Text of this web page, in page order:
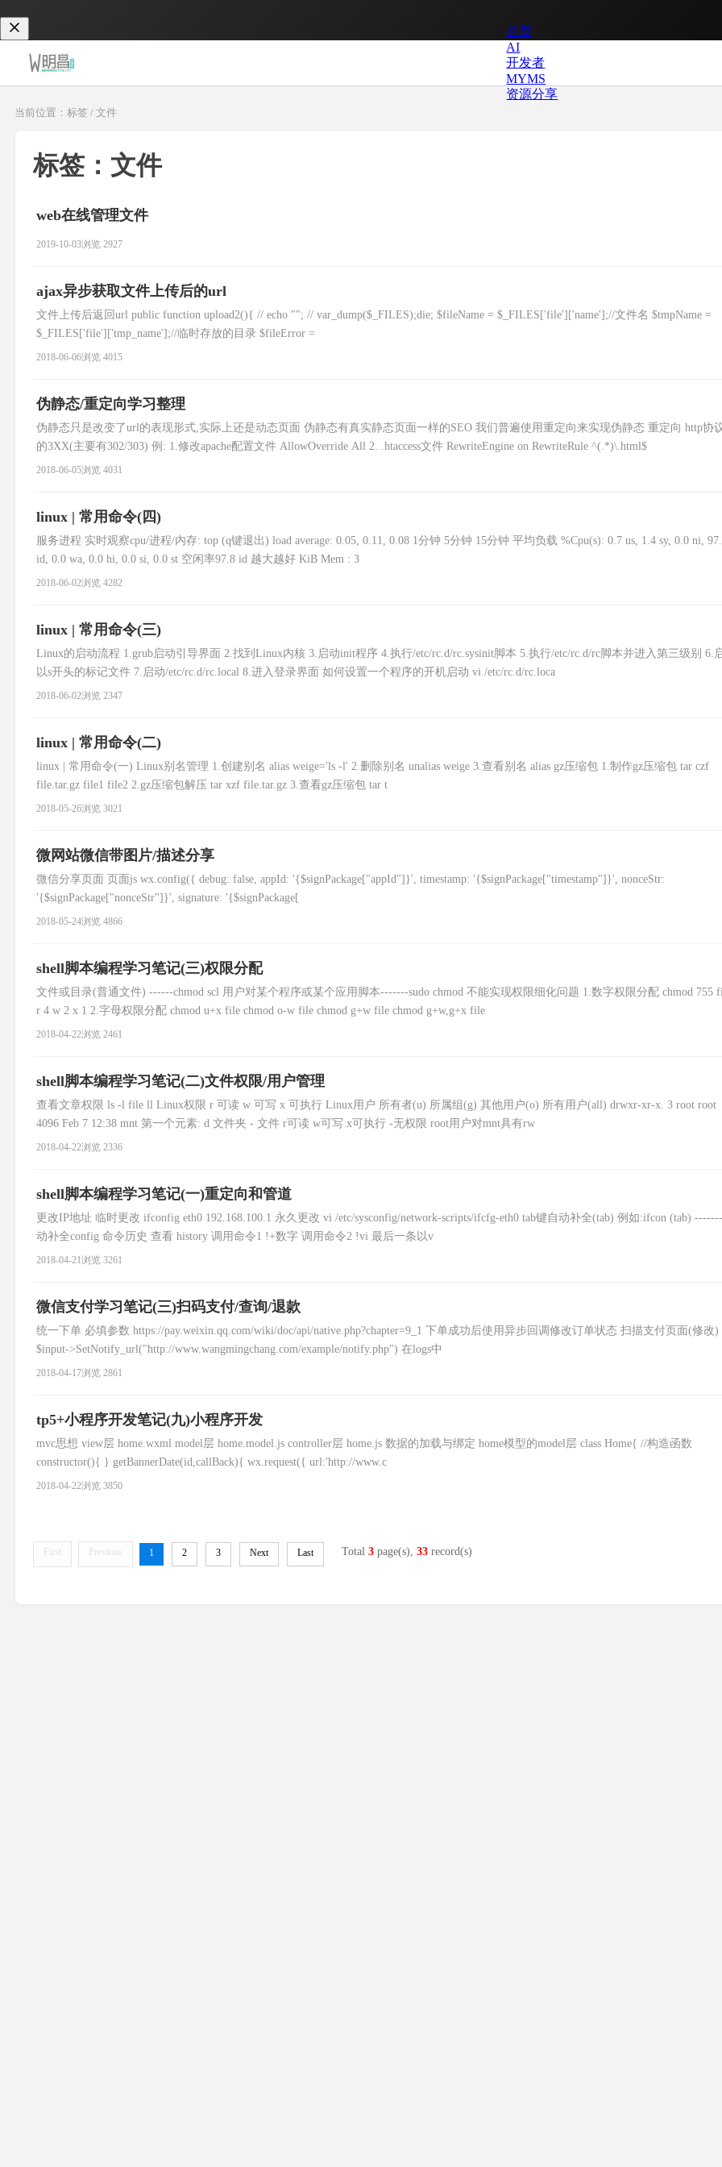
首页
AI
开发者
MYMS
资源分享
当前位置：标签 / 文件
标签：文件
web在线管理文件
2019-10-03浏览 2927
ajax异步获取文件上传后的url
文件上传后返回url public function upload2(){ // echo ""; // var_dump($_FILES);die; $fileName = $_FILES['file']['name'];//文件名 $tmpName =
$_FILES['file']['tmp_name'];//临时存放的目录 $fileError =
2018-06-06浏览 4015
伪静态/重定向学习整理
伪静态只是改变了url的表现形式,实际上还是动态页面 伪静态有真实静态页面一样的SEO 我们普遍使用重定向来实现伪静态 重定向 http协
的3XX(主要有302/303) 例: 1.修改apache配置文件 AllowOverride All 2. .htaccess文件 RewriteEngine on RewriteRule ^(.*)\.html$
2018-06-05浏览 4031
linux | 常用命令(四)
服务进程 实时观察cpu/进程/内存: top (q键退出) load average: 0.05, 0.11, 0.08 1分钟 5分钟 15分钟 平均负载 %Cpu(s): 0.7 us, 1.4 sy, 0.0 ni,
id, 0.0 wa, 0.0 hi, 0.0 si, 0.0 st 空闲率97.8 id 越大越好 KiB Mem : 3
2018-06-02浏览 4282
linux | 常用命令(三)
Linux的启动流程 1.grub启动引导界面 2.找到Linux内核 3.启动init程序 4.执行/etc/rc.d/rc.sysinit脚本 5.执行/etc/rc.d/rc脚本并进入第三级别 6.
以s开头的标记文件 7.启动/etc/rc.d/rc.local 8.进入登录界面 如何设置一个程序的开机启动 vi /etc/rc.d/rc.loca
2018-06-02浏览 2347
linux | 常用命令(二)
linux | 常用命令(一) Linux别名管理 1.创建别名 alias weige='ls -l' 2.删除别名 unalias weige 3.查看别名 alias gz压缩包 1.制作gz压缩包 tar czf
file.tar.gz file1 file2 2.gz压缩包解压 tar xzf file.tar.gz 3.查看gz压缩包 tar t
2018-05-26浏览 3021
微网站微信带图片/描述分享
微信分享页面 页面js wx.config({ debug: false, appId: '{$signPackage["appId"]}', timestamp: '{$signPackage["timestamp"]}', nonceStr:
'{$signPackage["nonceStr"]}', signature: '{$signPackage[
2018-05-24浏览 4866
shell脚本编程学习笔记(三)权限分配
文件或目录(普通文件) ------chmod scl 用户对某个程序或某个应用脚本-------sudo chmod 不能实现权限细化问题 1.数字权限分配 chmod 755
r 4 w 2 x 1 2.字母权限分配 chmod u+x file chmod o-w file chmod g+w file chmod g+w,g+x file
2018-04-22浏览 2461
shell脚本编程学习笔记(二)文件权限/用户管理
查看文章权限 ls -l file ll Linux权限 r 可读 w 可写 x 可执行 Linux用户 所有者(u) 所属组(g) 其他用户(o) 所有用户(all) drwxr-xr-x. 3 root root
4096 Feb 7 12:38 mnt 第一个元素: d 文件夹 - 文件 r可读 w可写 x可执行 -无权限 root用户对mnt具有rw
2018-04-22浏览 2336
shell脚本编程学习笔记(一)重定向和管道
更改IP地址 临时更改 ifconfig eth0 192.168.100.1 永久更改 vi /etc/sysconfig/network-scripts/ifcfg-eth0 tab键自动补全(tab) 例如:ifcon (tab)
动补全config 命令历史 查看 history 调用命令1 !+数字 调用命令2 !vi 最后一条以v
2018-04-21浏览 3261
微信支付学习笔记(三)扫码支付/查询/退款
统一下单 必填参数 https://pay.weixin.qq.com/wiki/doc/api/native.php?chapter=9_1 下单成功后使用异步回调修改订单状态 扫描支付页面(修改)
$input->SetNotify_url("http://www.wangmingchang.com/example/notify.php") 在logs中
2018-04-17浏览 2861
tp5+小程序开发笔记(九)小程序开发
mvc思想 view层 home.wxml model层 home.model.js controller层 home.js 数据的加载与绑定 home模型的model层 class Home{ //构造函数
constructor(){ } getBannerDate(id,callBack){ wx.request({ url:'http://www.c
2018-04-22浏览 3850
First Previous 1 2 3 Next Last Total 3 page(s), 33 record(s)